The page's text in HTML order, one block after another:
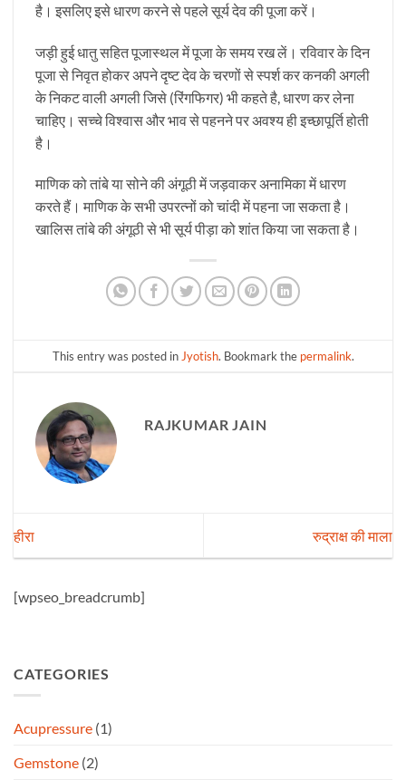
है। इसलिए इसे धारण करने से पहले सूर्य देव की पूजा करें।
जड़ी हुई धातु सहित पूजास्थल में पूजा के समय रख लें। रविवार के दिन
पूजा से निवृत होकर अपने दृष्ट देव के चरणों से स्पर्श कर कनकी अगली
के निकट वाली अगली जिसे (रिंगफिगर) भी कहते है, धारण कर लेना
चाहिए। सच्चे विश्वास और भाव से पहनने पर अवश्य ही इच्छापूर्ति होती
है।
माणिक को तांबे या सोने की अंगूठी में जड़वाकर अनामिका में धारण
करते हैं। माणिक के सभी उपरत्नों को चांदी में पहना जा सकता है।
खालिस तांबे की अंगूठी से भी सूर्य पीड़ा को शांत किया जा सकता है।
This entry was posted in Jyotish. Bookmark the permalink.
RAJKUMAR JAIN
हीरा रुद्राक्ष की माला
[wpseo_breadcrumb]
CATEGORIES
Acupressure (1)
Gemstone (2)